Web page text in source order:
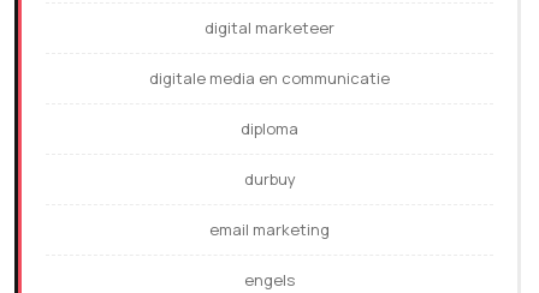
digital marketeer
digitale media en communicatie
diploma
durbuy
email marketing
engels